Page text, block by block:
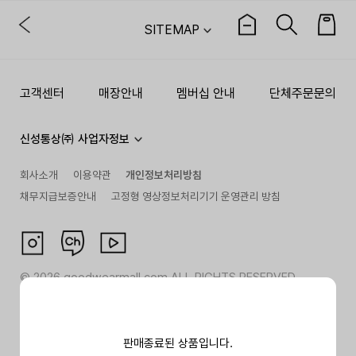
판매종료된 상품입니다.
SITEMAP
고객센터 매장안내 멤버십 안내 단체주문문의
신성통상㈜ 사업자정보
회사소개 이용약관
개인정보처리방침
채무지급보증안내
고정형 영상정보처리기기 운영관리 방침
©2026goodwearmall.com ALL RIGHTS RESERVED